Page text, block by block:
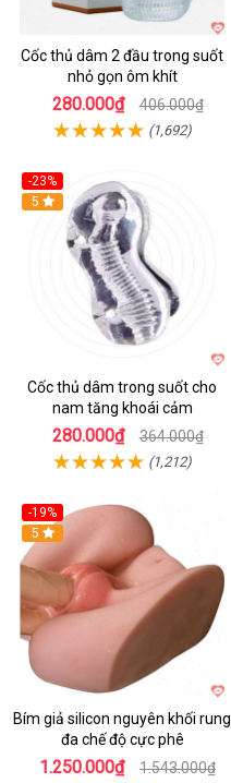
Cốc thủ dâm 2 đầu trong suốt
nhỏ gọn ôm khít
280.000₫ 406.000₫
(1,692)
-23%
Hot
5
Cốc thủ dâm trong suốt cho
nam tăng khoái cảm
280.000₫ 364.000₫
(1,212)
-19%
Hot
5
Bím giả silicon nguyên khối rung
đa chế độ cực phê
1.250.000₫ 1.543.000₫